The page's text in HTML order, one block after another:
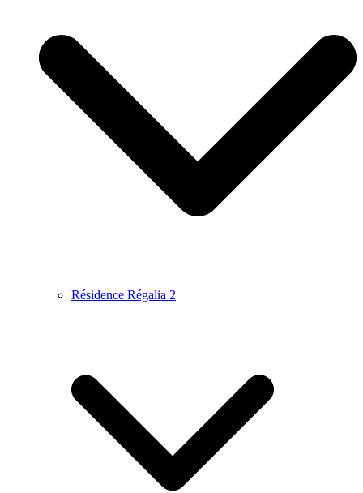
Résidence Régalia 2